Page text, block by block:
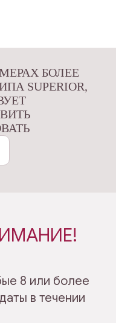
БОЛЕЕ
SUPERIOR,
8 или более
в течении